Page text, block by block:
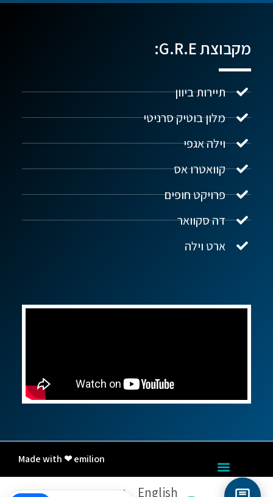
מקבוצת G.R.E:
תיירות ביוון
מלון בוטיק סרניטי
וילה אגפי
קוואטרו אס
פרויקט חופים
דה סקוואר
ארט וילה
Made with ❤ emilion
English עברית
נדל"ן ביוון G.R.E
שלום! איך אפשר לעזור?